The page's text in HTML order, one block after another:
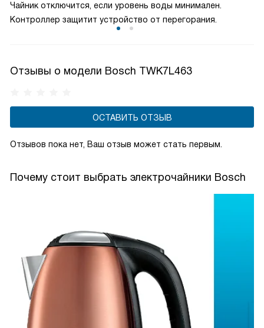
Чайник отключится, если уровень воды минимален.
Контроллер защитит устройство от перегорания.
Отзывы о модели Bosch TWK7L463
ОСТАВИТЬ ОТЗЫВ
Отзывов пока нет, Ваш отзыв может стать первым.
Почему стоит выбрать электрочайники Bosch